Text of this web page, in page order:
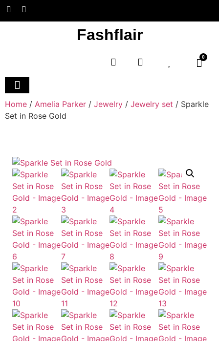
Fashflair
0
Home / Amelia Parker / Jewelry / Jewelry set / Sparkle
Set in Rose Gold